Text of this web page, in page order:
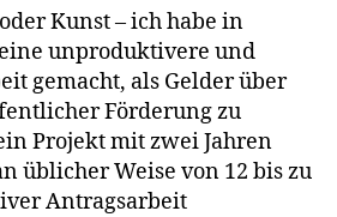
Kunst – ich habe in
unproduktivere und
gemacht, als Gelder über
Förderung zu
Projekt mit zwei Jahren
üblicher Weise von 12 bis zu
Antragsarbeit